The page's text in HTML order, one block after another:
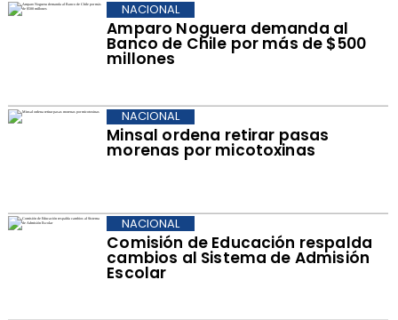
Amparo Noguera demanda al
Banco de Chile por más de $500
millones
NACIONAL
Minsal ordena retirar pasas
morenas por micotoxinas
NACIONAL
Comisión de Educación respalda
cambios al Sistema de Admisión
Escolar
NACIONAL